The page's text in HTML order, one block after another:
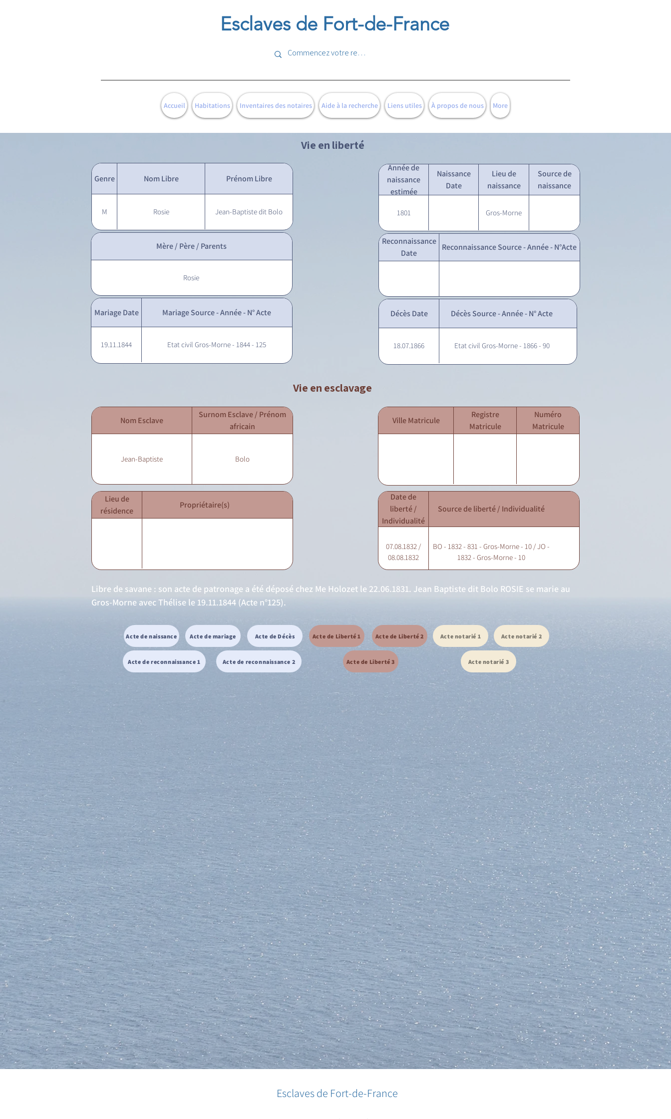
Esclaves de Fort-de-France
Accueil Habitations Inventaires des notaires Aide à la recherche Liens utiles À propos de nous More
Vie en liberté
Genre Nom Libre Prénom Libre
M Rosie Jean-Baptiste dit Bolo
Année de
naissance
estimée
Naissance
Date
Lieu de
naissance
Source de
naissance
1801 Gros-Morne
Mère / Père / Parents
Rosie
Mariage Date Mariage Source - Année - N° Acte
19.11.1844 Etat civil Gros-Morne - 1844 - 125
Reconnaissance
Date
Reconnaissance Source - Année - N°Acte
Décès Date Décès Source - Année - N° Acte
18.07.1866 Etat civil Gros-Morne - 1866 - 90
Vie en esclavage
Nom Esclave
Surnom Esclave / Prénom
africain
Jean-Baptiste Bolo
Ville Matricule
Registre
Matricule
Numéro
Matricule
Lieu de
résidence
Propriétaire(s)
Date de
liberté /
Individualité
Source de liberté / Individualité
07.08.1832 /
08.08.1832
BO - 1832 - 831 - Gros-Morne - 10 / JO -
1832 - Gros-Morne - 10
Libre de savane : son acte de patronage a été déposé chez Me Holozet le 22.06.1831. Jean Baptiste dit Bolo ROSIE se marie au
Gros-Morne avec Thélise le 19.11.1844 (Acte n°125).
Acte de naissance Acte de mariage Acte de Décès
Acte de reconnaissance 1 Acte de reconnaissance 2
Acte de Liberté 1 Acte de Liberté 2
Acte de Liberté 3
Acte notarié 1 Acte notarié 2
Acte notarié 3
Esclaves de Fort-de-France